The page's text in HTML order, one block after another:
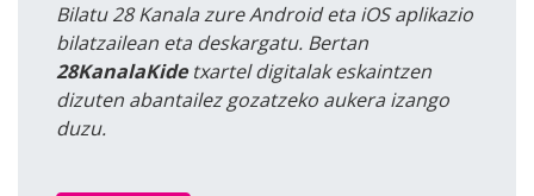
Bilatu 28 Kanala zure Android eta iOS aplikazio
bilatzailean eta deskargatu. Bertan
28KanalaKidetxartel digitalak eskaintzen
dizuten abantailez gozatzeko aukera izango
duzu.